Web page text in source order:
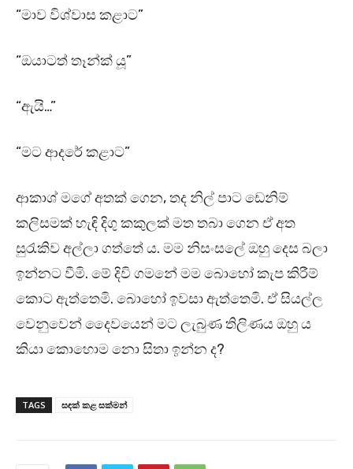
“මාව විශ්වාස කළාට”
“ඔයාටත් තෑන්ක් යූ”
“ඇයි…”
“මට ආදරේ කළාට”
ආකාශ් මගේ අතක් ගෙන, තද නිල් පාට ඩෙනිම්
කලිසමක් හැඳි දිගු කකුලක් මත තබා ගෙන ඒ අත
සුරැකිව අල්ලා ගත්තේ ය. මම නිසංසලේ ඔහු දෙස බලා
ඉන්නට වීමි. මේ දිවි ගමනේ මම බොහෝ කැප කිරීම්
කොට ඇත්තෙමි. බොහෝ ඉවසා ඇත්තෙමි. ඒ සියල්ල
වෙනුවෙන් දෛවයෙන් මට ලැබුණ තිලිණය ඔහු ය
කියා කොහොම නො සිතා ඉන්න ද?
TAGS සඳක් කළ සක්මන්